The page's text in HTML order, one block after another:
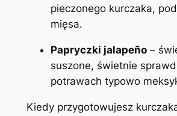
pieczonego kurczaka,
mięsa.
Papryczki jalapeño–
suszone, świetnie
potrawach typowo
Kiedy przygotowujesz